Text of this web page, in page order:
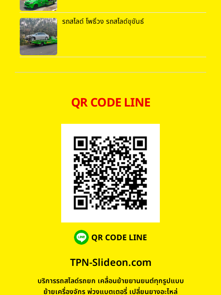
รถสไลด์ โพธิ์วง รถสไลด์ขุขันธ์
QR CODE LINE
QR CODE LINE
TPN-Slideon.com
บริการรถสไลด์รถยก เคลื่อนย้ายยานยนต์ทุกรูปแบบ
ย้ายเครื่องจักร พ่วงแบตเตอรี่ เปลี่ยนยางอะไหล่